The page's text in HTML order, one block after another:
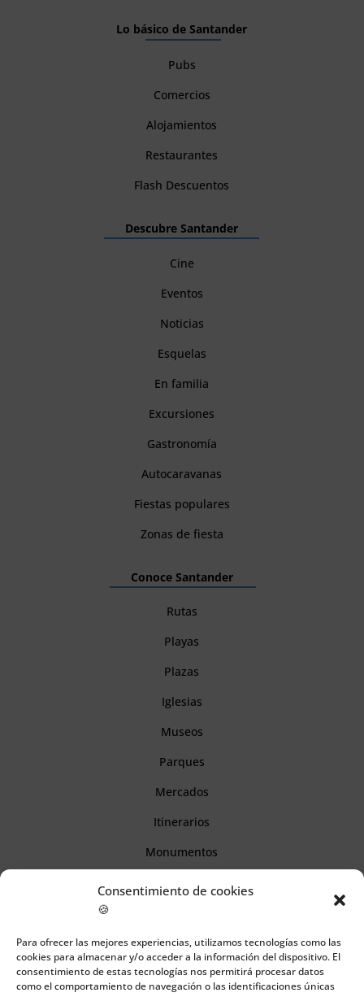
Consentimiento de cookies
🍪
Para ofrecer las mejores experiencias, utilizamos tecnologías como las
cookies para almacenar y/o acceder a la información del dispositivo. El
consentimiento de estas tecnologías nos permitirá procesar datos
como el comportamiento de navegación o las identificaciones únicas
Lo básico de Santander
Pubs
Comercios
Alojamientos
Restaurantes
Flash Descuentos
Descubre Santander
Cine
Eventos
Noticias
Esquelas
En familia
Excursiones
Gastronomía
Autocaravanas
Fiestas populares
Zonas de fiesta
Conoce Santander
Rutas
Playas
Plazas
Iglesias
Museos
Parques
Mercados
Itinerarios
Monumentos
Información
Aviso legal